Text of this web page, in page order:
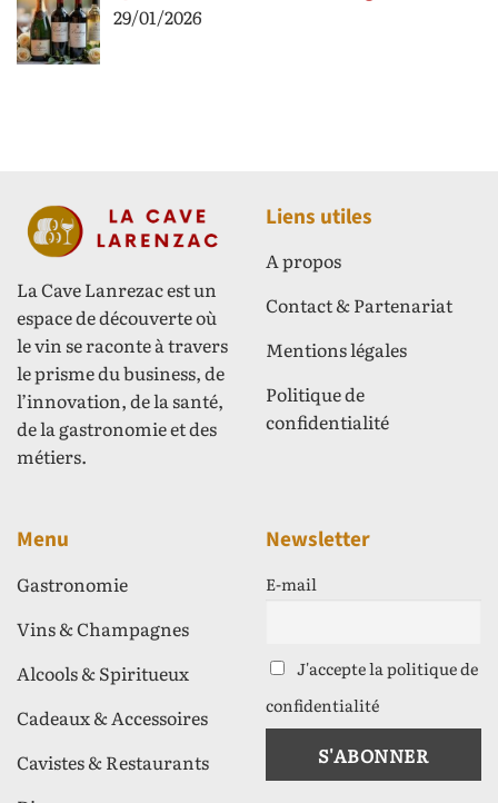
29/01/2026
La Cave Lanrezac est un
espace de découverte où
le vin se raconte à travers
le prisme du business, de
l’innovation, de la santé,
de la gastronomie et des
métiers.
Liens utiles
A propos
Contact & Partenariat
Mentions légales
Politique de
confidentialité
Menu
Gastronomie
Vins & Champagnes
Alcools & Spiritueux
Cadeaux & Accessoires
Cavistes & Restaurants
Newsletter
E-mail
J'accepte la politique de
confidentialité